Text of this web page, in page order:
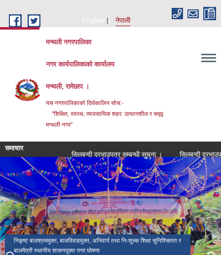
English
नेपाली
मन्थली नगरपालिका
नगर कार्यपालिकाको कार्यालय
मन्थली, रामेछाप ।
यस नगरपालिकाको दिर्घकालिन सोच:-
"शिक्षित, स्वस्थ, व्यावसायिक शहर: उत्थानशील र समृद्व
मन्थली नगर"
समाचार
सिलबन्दी दरभाउपत्र सम्बन्धी सूचना ।
सिलबन्दी दरभाउपत्र
निकृष्ट बालश्रममुक्त, बालविवाहमुक्त, अनिवार्य तथा निःशुल्क शिक्षा सुनिश्चितता र
बालमैत्री स्थानीय शासनयुक्त नगर घोषणा
मन्थली नगरपालिकाको प्रशासकीय भवन
मन्थली नगरपालिका वडा नं २ मा अवस्थित निलकण्ठेश्वर मन्दिर
ढिकुरीदेवी मन्दिर भटौली
थानापती महादेव मन्दिर मनपा ५ सुनारपानी
थानापती महादेव मन्दिर पुरानागाँउ मनपा ९
मन्थली नगरपालिका वडा नं ८ मा अवस्थित चिसापानीगढी
मकैको खेती पुस्तकका लेखक(साहित्यिक सहिद) सुब्बा कृष्णलाल अधिकारीको
जन्मस्थान
हर्रेचिण्डे फुलासी
नगरपालिका कार्यालयबाट तामाकोशी नदी
नगर सभाको १८ ‌औं अधिवेशन